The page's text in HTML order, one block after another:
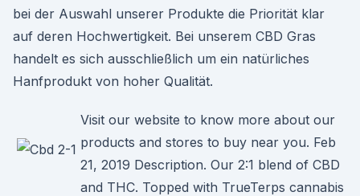
bei der Auswahl unserer Produkte die Priorität klar
auf deren Hochwertigkeit. Bei unserem CBD Gras
handelt es sich ausschließlich um ein natürliches
Hanfprodukt von hoher Qualität.
Visit our website to know more about our
products and stores to buy near you. Feb
21, 2019 Description. Our 2:1 blend of CBD
and THC. Topped with TrueTerps cannabis